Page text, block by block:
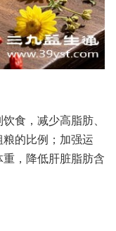
食，减少高脂肪、
的比例；加强运
，降低肝脏脂肪含